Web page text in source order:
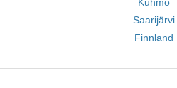
Saarijärvi
Finnland